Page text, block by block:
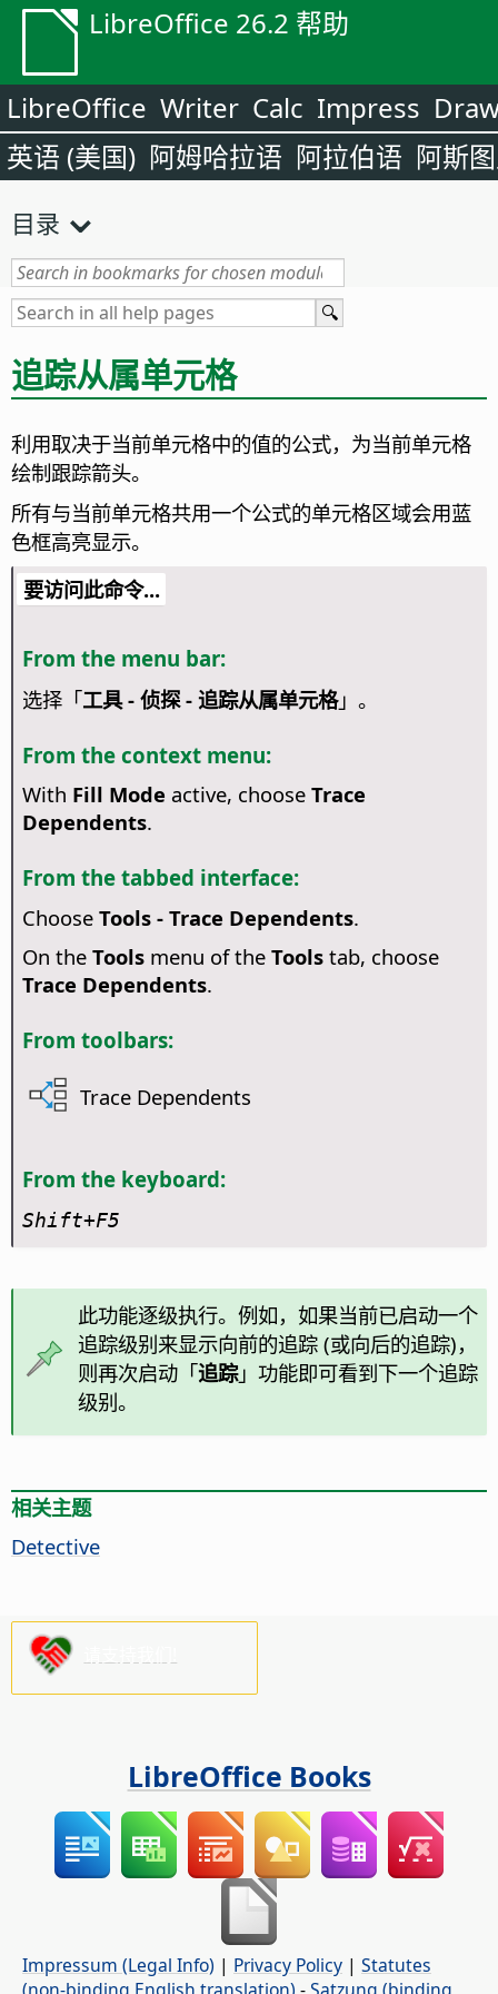
LibreOffice 26.2 帮助
LibreOffice Writer Calc Impress
英语 (美国) 阿姆哈拉语 阿拉伯语 阿斯
目录
追踪从属单元格
利用取决于当前单元格中的值的公式，为当前单元格
绘制跟踪箭头。
所有与当前单元格共用一个公式的单元格区域会用蓝
色框高亮显示。
要访问此命令...
From the menu bar:
选择「工具 - 侦探 - 追踪从属单元格」。
From the context menu:
With Fill Mode active, choose Trace
Dependents.
From the tabbed interface:
Choose Tools - Trace Dependents.
On the Toolsmenu of the Toolstab, choose
Trace Dependents.
From toolbars:
Trace Dependents
From the keyboard:
Shift+F5
此功能逐级执行。例如，如果当前已启动一个
追踪级别来显示向前的追踪 (或向后的追踪)，
则再次启动「追踪」功能即可看到下一个追踪
级别。
相关主题
Detective
LibreOffice Books
Impressum (Legal Info) | Privacy Policy | Statutes